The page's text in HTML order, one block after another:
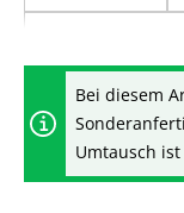
12,00m /
Bei diesem
Umtausch